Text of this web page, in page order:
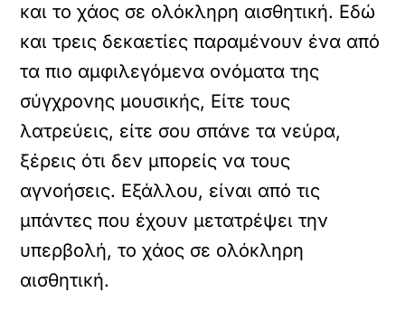
και το χάος σε ολόκληρη αισθητική. Εδώ
και τρεις δεκαετίες παραμένουν ένα από
τα πιο αμφιλεγόμενα ονόματα της
σύγχρονης μουσικής, Είτε τους
λατρεύεις, είτε σου σπάνε τα νεύρα,
ξέρεις ότι δεν μπορείς να τους
αγνοήσεις. Εξάλλου, είναι από τις
μπάντες που έχουν μετατρέψει την
υπερβολή, το χάος σε ολόκληρη
αισθητική.